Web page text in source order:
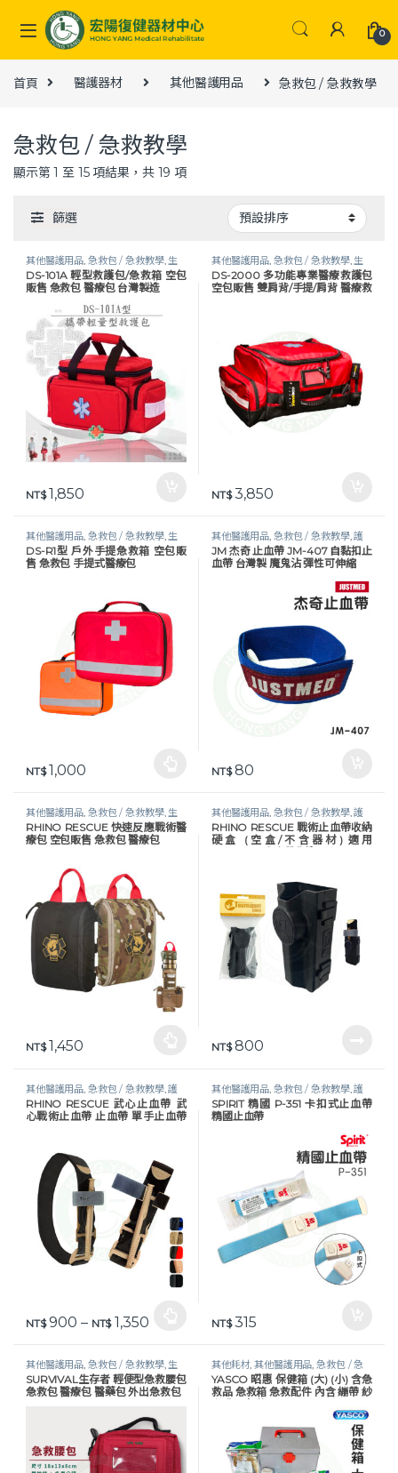
Skip to navigation
Skip to content
0
首頁 醫護器材 其他醫護用品 急救包 / 急救教學
急救包 / 急救教學
顯示第 1 至 15 項結果，共 19 項
篩選
其他醫護用品 急救包 / 急救教學, 生
活保健,醫護器材
DS-101A 輕型救護包/急救箱 空包
販售 急救包 醫療包 台灣製造
NT$1,850
其他醫護用品 急救包 / 急救教學, 生
活保健,醫護器材
DS-2000 多功能專業醫療救護包
空包販售 雙肩背/手提/肩背 醫療救
NT$3,850
其他醫護用品, 急救包 / 急救教學,生
活保健,醫護器材
DS-R1型 戶外手提急救箱 空包販
售 急救包 手提式醫療包
NT$1,000
此產品有多種款式。 可在產品頁面選擇選項
其他醫護用品, 急救包 / 急救教學,護
理器材 / 視力表,醫護器材,醫護工作
設備
JM 杰奇 止血帶 JM-407 自黏扣止
血帶 台灣製 魔鬼沾 彈性可伸縮
NT$80
其他醫護用品, 急救包 / 急救教學,生
活保健,醫護器材
RHINO RESCUE 快速反應戰術醫
療包 空包販售 急救包 醫療包
NT$1,450
此產品有多種款式。 可在產品頁面選擇選項
其他醫護用品, 急救包 / 急救教學,護
理器材 / 視力表,醫護器材,醫護工作
設備
RHINO RESCUE 戰術止血帶收納
硬盒 (空盒/不含器材) 適用
NT$800
其他醫護用品 急救包 / 急救教學,護
理器材 / 視力表,醫護器材,醫護工作
設備
RHINO RESCUE 武心止血帶 武
心戰術止血帶 止血帶 單手止血帶
NT$900 – NT$1,350價格範圍：NT$ 900 到 NT$ 1,350
此產品有多種款式。 可在產品頁面選擇選項
其他醫護用品 急救包 / 急救教學,護
理器材 / 視力表,醫護器材,醫護工作
設備
SPIRIT 精國 P-351 卡扣式止血帶
精國止血帶
NT$315
其他醫護用品, 急救包 / 急救教學,生
活保健,醫護器材
SURVIVAL生存者 輕便型急救腰包
急救包 醫療包 醫藥包 外出急救包
其他耗材,其他醫護用品,急救包 / 急
救教學,照護耗材,生活保健, 醫護器材
YASCO 昭惠 保健箱 (大) (小) 含急
救品 急救箱 急救配件 內含 繃帶 紗